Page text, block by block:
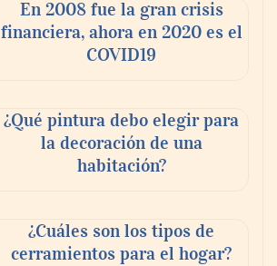
En 2008 fue la gran crisis
financiera, ahora en 2020 es el
COVID19
¿Qué pintura debo elegir para
la decoración de una
habitación?
¿Cuáles son los tipos de
cerramientos para el hogar?